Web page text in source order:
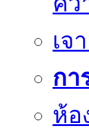
เจ
กา
ห้อ